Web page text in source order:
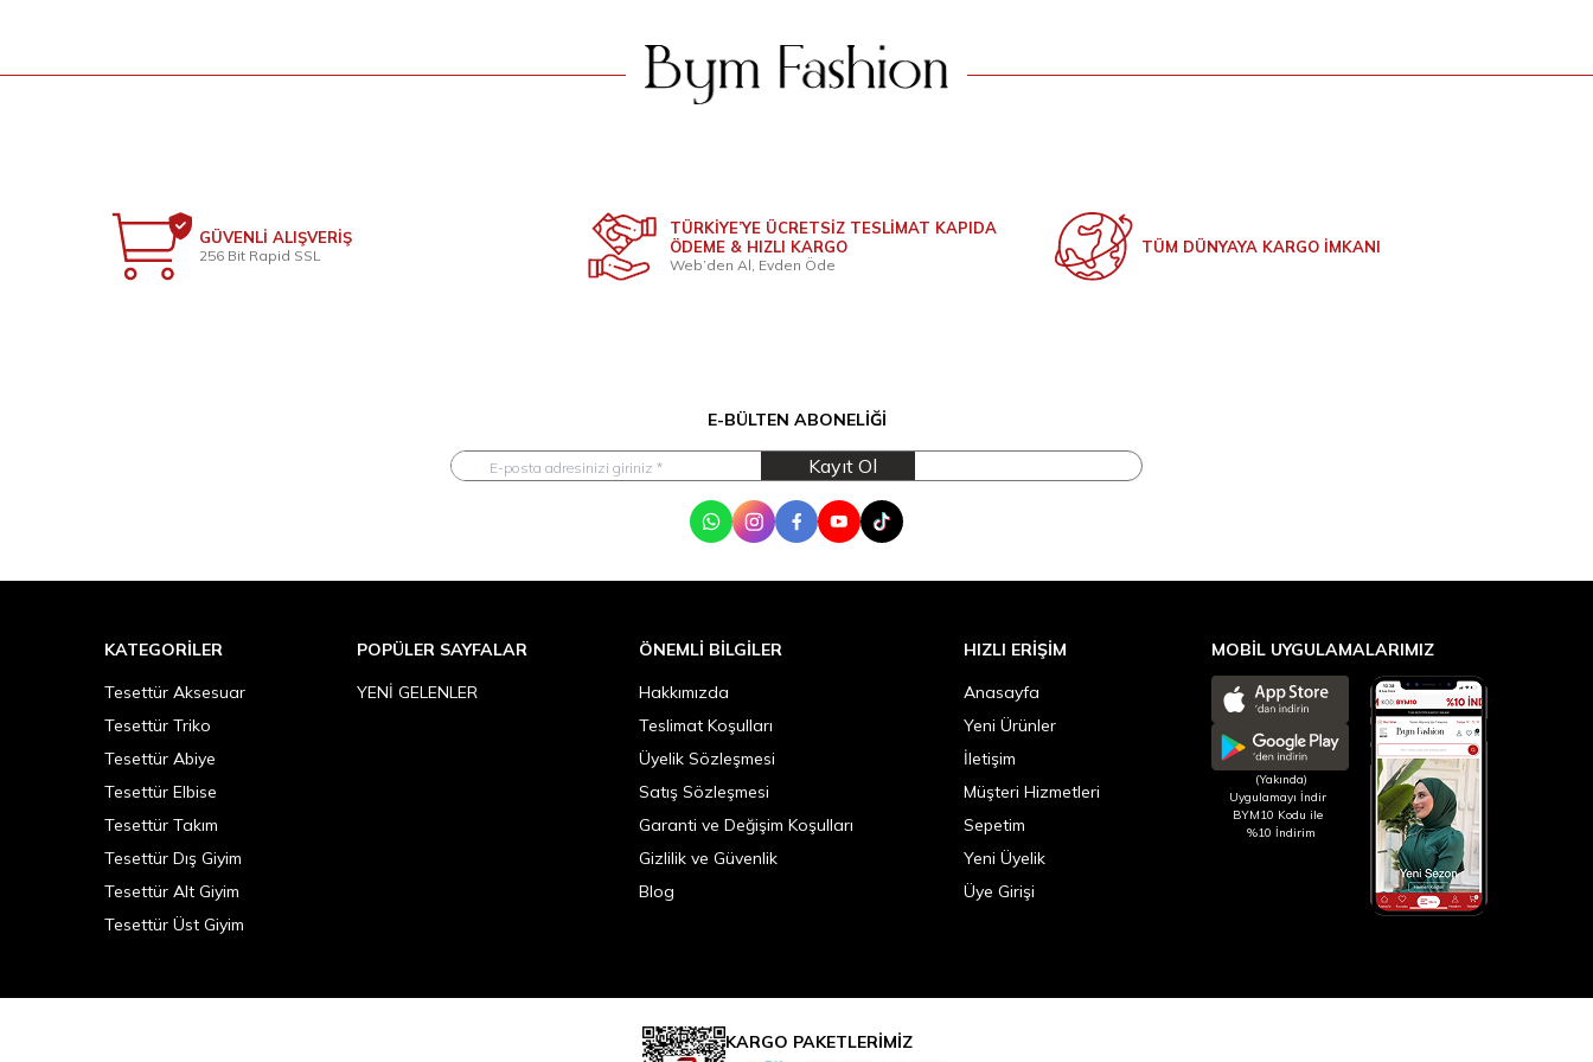
GÜVENLİ ALIŞVERİŞ
256 Bit Rapid SSL
TÜRKİYE’YE ÜCRETSİZ TESLİMAT KAPIDA
ÖDEME & HIZLI KARGO
Web’den Al, Evden Öde
TÜM DÜNYAYA KARGO İMKANI
E-BÜLTEN ABONELIĞI
Kayıt Ol
WhatsAppInstagramFacebookYoutubeTik Tok
KATEGORILER
Tesettür Aksesuar
Tesettür Triko
Tesettür Abiye
Tesettür Elbise
Tesettür Takım
Tesettür Dış Giyim
Tesettür Alt Giyim
Tesettür Üst Giyim
POPÜLER SAYFALAR
YENİ GELENLER
ÖNEMLI BILGILER
Hakkımızda
Teslimat Koşulları
Üyelik Sözleşmesi
Satış Sözleşmesi
Garanti ve Değişim Koşulları
Gizlilik ve Güvenlik
Blog
HIZLI ERIŞIM
Anasayfa
Yeni Ürünler
İletişim
Müşteri Hizmetleri
Sepetim
Yeni Üyelik
Üye Girişi
MOBİL UYGULAMALARIMIZ
(Yakında)
Uygulamayı İndir
BYM10 Kodu ile
%10 İndirim
KARGO PAKETLERİMİZ